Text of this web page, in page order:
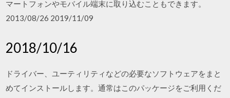
マートフォンやモバイル端末に取り込むこともできます。
2013/08/26 2019/11/09
2018/10/16
ドライバー、ユーティリティなどの必要なソフトウェアをまと
めてインストールします。通常はこのパッケージをご利用くだ